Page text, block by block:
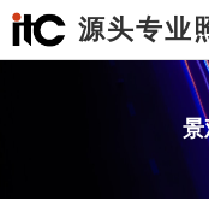
源头专业
景